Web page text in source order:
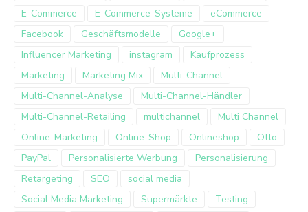
E-Commerce
E-Commerce-Systeme
eCommerce
Facebook
Geschäftsmodelle
Google+
Influencer Marketing
instagram
Kaufprozess
Marketing
Marketing Mix
Multi-Channel
Multi-Channel-Analyse
Multi-Channel-Händler
Multi-Channel-Retailing
multichannel
Multi Channel
Online-Marketing
Online-Shop Onlineshop
Otto
PayPal
Personalisierte Werbung
Personalisierung
Retargeting
SEO
social media
Social Media Marketing
Supermärkte
Testing